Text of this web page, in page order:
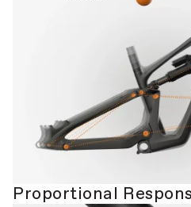
Proportional